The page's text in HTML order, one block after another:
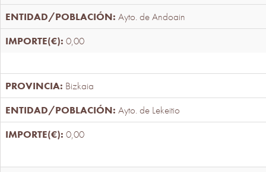
Ayto. de Andoain
0,00
Bizkaia
Ayto. de Lekeitio
0,00